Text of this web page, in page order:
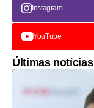
Instagram
YouTube
Últimas notícias